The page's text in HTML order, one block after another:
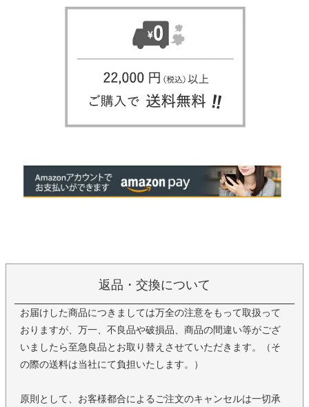
返品・交換について
お届けした商品につきましては万全の注意をもって取扱って
おりますが、万一、不良品や破損品、商品の間違い等がござ
いましたら至急良品とお取り替えさせていただきます。（そ
の際の送料は当社にて負担いたします。）
原則として、お客様都合によるご注文のキャンセルは一切承